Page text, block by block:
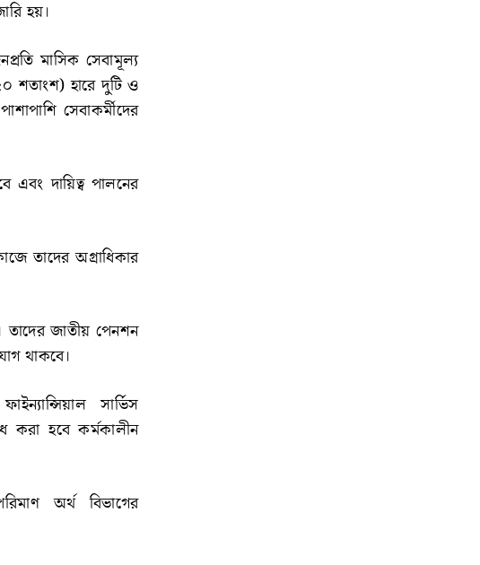
হয়।
মাসিক সেবামূল্য
শতাংশ) হারে দুটি ও
সেবাকর্মীদের
এবং দায়িত্ব পালনের
তাদের অগ্রাধিকার
তাদের জাতীয় পেনশন
থাকবে।
সার্ভিস
করা হবে কর্মকালীন
অর্থ বিভাগের